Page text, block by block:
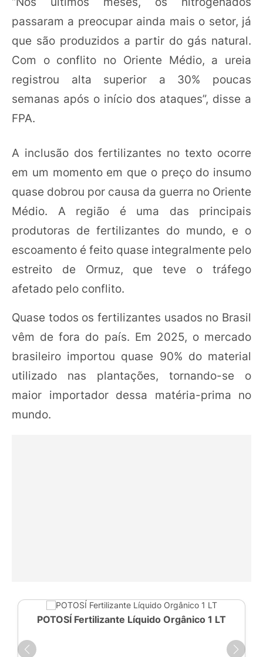
passaram a preocupar ainda mais o setor, já
que são produzidos a partir do gás natural.
Com o conflito no Oriente Médio, a ureia
registrou alta superior a 30% poucas
semanas após o início dos ataques”, disse a
FPA.
A inclusão dos fertilizantes no texto ocorre
em um momento em que o preço do insumo
quase dobrou por causa da guerra no Oriente
Médio. A região é uma das principais
produtoras de fertilizantes do mundo, e o
escoamento é feito quase integralmente pelo
estreito de Ormuz, que teve o tráfego
afetado pelo conflito.
Quase todos os fertilizantes usados no Brasil
vêm de fora do país. Em 2025, o mercado
brasileiro importou quase 90% do material
utilizado nas plantações, tornando-se o
maior importador dessa matéria-prima no
mundo.
POTOSÍ Fertilizante Líquido Orgânico 1 LT